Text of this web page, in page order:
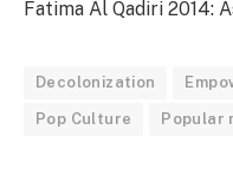
Fatima Al Qadiri 2014:
Decolonization
Pop Culture Popular